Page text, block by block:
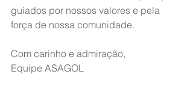
guiados por nossos valores e pela
força de nossa comunidade.
Com carinho e admiração,
Equipe ASAGOL